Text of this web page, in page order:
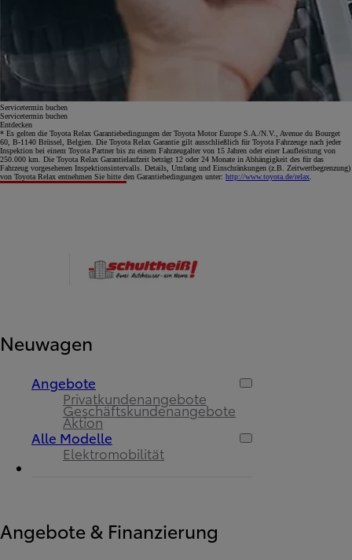
Servicetermin buchen
Servicetermin buchen
Entdecken
* Es gelten die Toyota Relax Garantiebedingungen der Toyota Motor Europe S.A./N.V., Avenue du Bourget
60, B-1140 Brüssel, Belgien. Die Toyota Relax Garantie gilt ausschließlich für Toyota Fahrzeuge nach jeder
Inspektion bei einem Toyota Partner bis zu einem Fahrzeugalter von 15 Jahren oder einer Laufleistung von
250.000 km. Die Toyota Relax Garantielaufzeit beträgt 12 oder 24 Monate in Abhängigkeit des für das
Fahrzeug vorgesehenen Inspektionsintervalls. Details, Umfang und Einschränkungen (z.B. Zeitwertbegrenzung)
von Toyota Relax entnehmen Sie bitte den Garantiebedingungen unter: http://www.toyota.de/relax.
Neuwagen
Angebote
Privatkundenangebote
Geschäftskundenangebote
Aktion
Alle Modelle
Elektromobilität
Angebote & Finanzierung